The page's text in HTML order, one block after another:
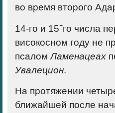
во время второго
14-го и 15־го числа первого Адара в
високосном году не
псаломЛаменацеах
Увалецион.
На протяжении
ближайшей после